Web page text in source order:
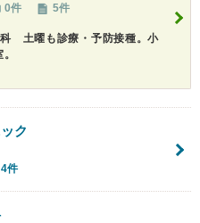
0件 5件
土曜も診療・予防接種。小
ク
4件